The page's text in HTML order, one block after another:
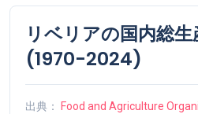
リベリアの国内総
(1970-2024)
出典：
Food and Agriculture